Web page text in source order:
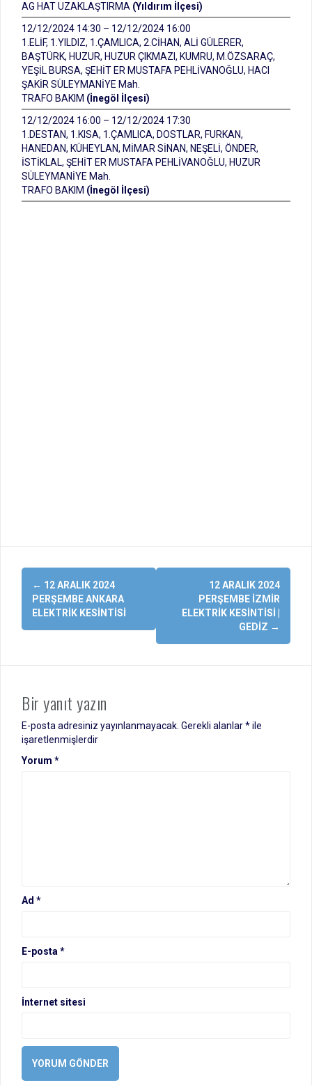
AG HAT UZAKLAŞTIRMA (Yıldırım İlçesi)
12/12/2024 14:30 – 12/12/2024 16:00
1.ELİF, 1.YILDIZ, 1.ÇAMLICA, 2.CİHAN, ALİ GÜLERER,
BAŞTÜRK, HUZUR, HUZUR ÇIKMAZI, KUMRU, M.ÖZSARAÇ,
YEŞİL BURSA, ŞEHİT ER MUSTAFA PEHLİVANOĞLU, HACI
ŞAKİR SÜLEYMANİYE Mah.
TRAFO BAKIM (İnegöl İlçesi)
12/12/2024 16:00 – 12/12/2024 17:30
1.DESTAN, 1.KISA, 1.ÇAMLICA, DOSTLAR, FURKAN,
HANEDAN, KÜHEYLAN, MİMAR SİNAN, NEŞELİ, ÖNDER,
İSTİKLAL, ŞEHİT ER MUSTAFA PEHLİVANOĞLU, HUZUR
SÜLEYMANİYE Mah.
TRAFO BAKIM (İnegöl İlçesi)
Yazı
dolaşımı
← 12 ARALIK 2024
PERŞEMBE ANKARA
ELEKTRIK KESINTISI
12 ARALIK 2024
PERŞEMBE İZMIR
ELEKTRIK KESINTISI |
GEDIZ →
Bir yanıt yazın
E-posta adresiniz yayınlanmayacak. Gerekli alanlar*ile
işaretlenmişlerdir
Yorum *
Ad *
E-posta *
İnternet sitesi